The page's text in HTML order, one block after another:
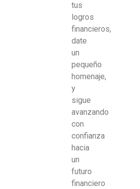
tus
logros
financieros,
date
un
pequeño
homenaje,
y
sigue
avanzando
con
confianza
hacia
un
futuro
financiero